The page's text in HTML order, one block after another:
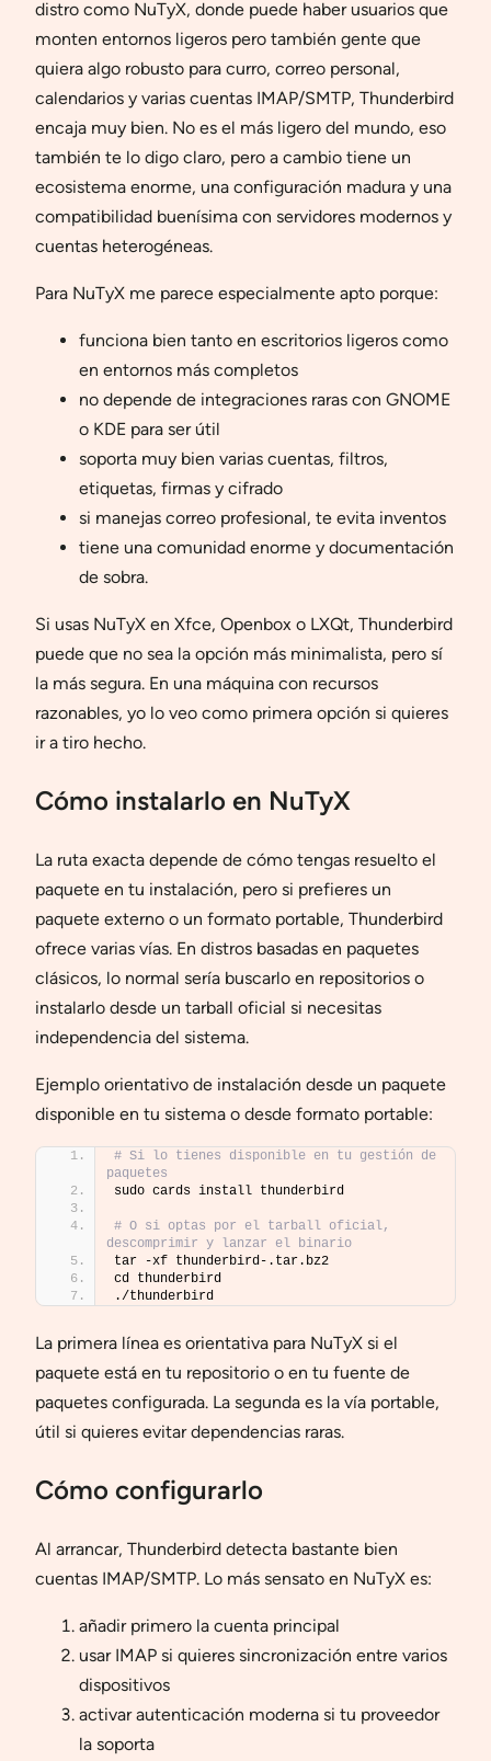
distro como NuTyX, donde puede haber usuarios que
monten entornos ligeros pero también gente que
quiera algo robusto para curro, correo personal,
calendarios y varias cuentas IMAP/SMTP, Thunderbird
encaja muy bien. No es el más ligero del mundo, eso
también te lo digo claro, pero a cambio tiene un
ecosistema enorme, una configuración madura y una
compatibilidad buenísima con servidores modernos y
cuentas heterogéneas.
Para NuTyX me parece especialmente apto porque:
funciona bien tanto en escritorios ligeros como
en entornos más completos
no depende de integraciones raras con GNOME
o KDE para ser útil
soporta muy bien varias cuentas, filtros,
etiquetas, firmas y cifrado
si manejas correo profesional, te evita inventos
tiene una comunidad enorme y documentación
de sobra.
Si usas NuTyX en Xfce, Openbox o LXQt, Thunderbird
puede que no sea la opción más minimalista, pero sí
la más segura. En una máquina con recursos
razonables, yo lo veo como primera opción si quieres
ir a tiro hecho.
Cómo instalarlo en NuTyX
La ruta exacta depende de cómo tengas resuelto el
paquete en tu instalación, pero si prefieres un
paquete externo o un formato portable, Thunderbird
ofrece varias vías. En distros basadas en paquetes
clásicos, lo normal sería buscarlo en repositorios o
instalarlo desde un tarball oficial si necesitas
independencia del sistema.
Ejemplo orientativo de instalación desde un paquete
disponible en tu sistema o desde formato portable:
# Si lo tienes disponible en tu gestión de
paquetes
sudo cards install thunderbird
# O si optas por el tarball oficial,
descomprimir y lanzar el binario
tar -xf thunderbird-.tar.bz2
cd thunderbird
./thunderbird
La primera línea es orientativa para NuTyX si el
paquete está en tu repositorio o en tu fuente de
paquetes configurada. La segunda es la vía portable,
útil si quieres evitar dependencias raras.
Cómo configurarlo
Al arrancar, Thunderbird detecta bastante bien
cuentas IMAP/SMTP. Lo más sensato en NuTyX es:
añadir primero la cuenta principal
usar IMAP si quieres sincronización entre varios
dispositivos
activar autenticación moderna si tu proveedor
la soporta